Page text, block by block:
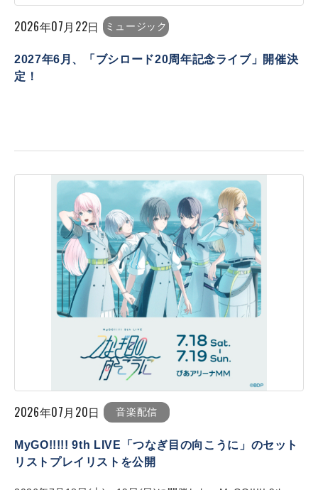
2026年07月22日 ミュージック
2027年6月、「ブシロード20周年記念ライブ」開催決
定！
2026年07月20日 音楽配信
MyGO!!!!! 9th LIVE「つなぎ目の向こうに」のセット
リストプレイリストを公開